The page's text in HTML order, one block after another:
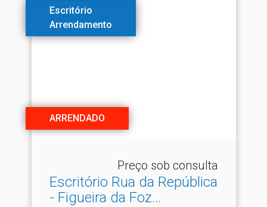
Escritório
Arrendamento
ARRENDADO
Preço sob consulta
Escritório Rua da República
- Figueira da Foz.​..